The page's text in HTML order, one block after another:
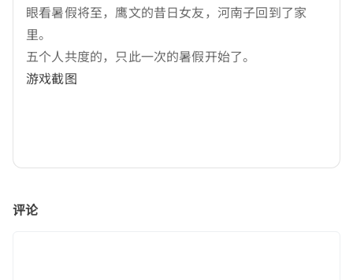
眼看暑假将至，鹰文的昔日女友，河南子回到了家
里。
五个人共度的，只此一次的暑假开始了。
游戏截图
评论